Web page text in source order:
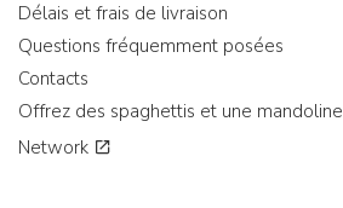
Délais et frais de livraison
Questions fréquemment posées
Contacts
Offrez des spaghettis et une mandoline
Network